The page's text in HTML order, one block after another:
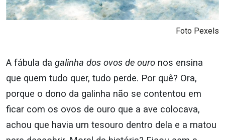
Foto Pexels
A fábula da galinha dos ovos de ouro nos ensina
que quem tudo quer, tudo perde. Por quê? Ora,
porque o dono da galinha não se contentou em
ficar com os ovos de ouro que a ave colocava,
achou que havia um tesouro dentro dela e a matou